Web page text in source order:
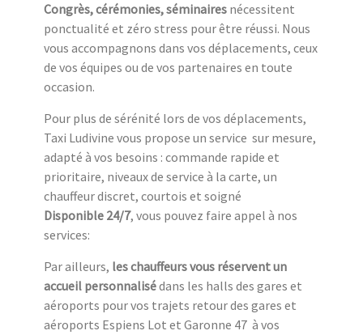
Congrès, cérémonies, séminaires nécessitent
ponctualité et zéro stress pour être réussi. Nous
vous accompagnons dans vos déplacements, ceux
de vos équipes ou de vos partenaires en toute
occasion.
Pour plus de sérénité lors de vos déplacements,
Taxi Ludivine vous propose un service sur mesure,
adapté à vos besoins : commande rapide et
prioritaire, niveaux de service à la carte, un
chauffeur discret, courtois et soigné
Disponible 24/7, vous pouvez faire appel à nos
services:
Par ailleurs, les chauffeurs vous réservent un
accueil personnalisédans les halls des gares et
aéroports pour vos trajets retour des gares et
aéroports Espiens Lot et Garonne 47 à vos